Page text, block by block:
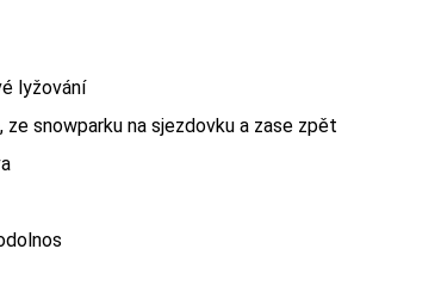
lyžování
snowparku na sjezdovku a zase zpět